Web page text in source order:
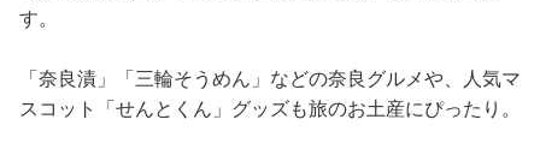
す。
「奈良漬」「三輪そうめん」などの奈良グルメや、人気マ
スコット「せんとくん」グッズも旅のお土産にぴったり。